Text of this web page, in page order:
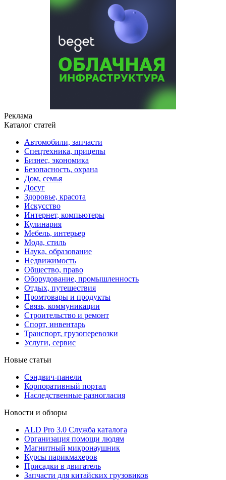
Реклама
Каталог статей
Автомобили, запчасти
Спецтехника, прицепы
Бизнес, экономика
Безопасность, охрана
Дом, семья
Досуг
Здоровье, красота
Искусство
Интернет, компьютеры
Кулинария
Мебель, интерьер
Мода, стиль
Наука, образование
Недвижимость
Общество, право
Оборудование, промышленность
Отдых, путешествия
Промтовары и продукты
Связь, коммуникации
Строительство и ремонт
Cпорт, инвентарь
Транспорт, грузоперевозки
Услуги, сервис
Новые статьи
Сэндвич-панели
Корпоративный портал
Наследственные разногласия
Новости и обзоры
ALD Pro 3.0 Служба каталога
Организация помощи людям
Магнитный микронаушник
Курсы парикмахеров
Присадки в двигатель
Запчасти для китайских грузовиков